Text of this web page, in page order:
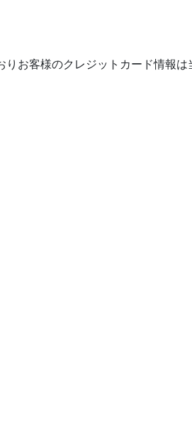
お客様のクレジットカード情報は